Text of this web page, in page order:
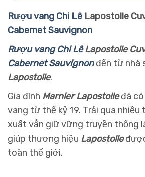
Rượu vang Chi Lê Lapostolle
Cabernet Sauvignon
Rượu vang Chi LêLapostolle
Cabernet Sauvignonđến từ nhà
Lapostolle.
Gia đình Marnier Lapostolleđã có
vang từ thế kỷ 19. Trải qua nhiều
xuất vẫn giữ vững truyền thống
giúp thương hiệu Lapostolle
toàn thế giới.